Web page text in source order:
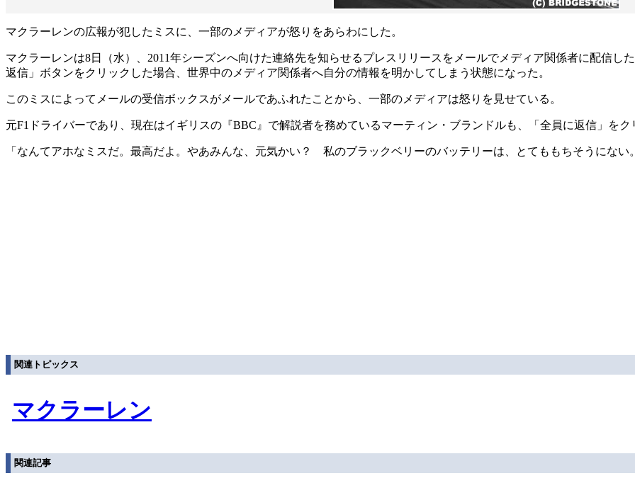
マクラーレンの広報が犯したミスに、一部のメディアが怒りをあらわにした。
マクラーレンは8日（水）、2011年シーズンへ向けた連絡先を知らせるプレスリリースをメールでメディア関係者に配信し
返信」ボタンをクリックした場合、世界中のメディア関係者へ自分の情報を明かしてしまう状態になった。
このミスによってメールの受信ボックスがメールであふれたことから、一部のメディアは怒りを見せている。
元F1ドライバーであり、現在はイギリスの『BBC』で解説者を務めているマーティン・ブランドルも、「全員に返信」をク
「なんてアホなミスだ。最高だよ。やあみんな、元気かい？ 私のブラックベリーのバッテリーは、とてももちそうにない
関連トピックス
マクラーレン
関連記事